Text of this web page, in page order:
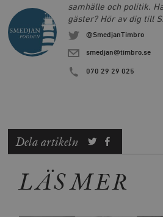
samhälle och politik.
gäster? Hör av dig till
@SmedjanTimbro
smedjan@timbro.se
070 29 29 025
Dela artikeln
LÄS MER